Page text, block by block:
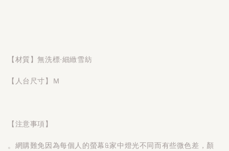
【材質】無洗標-細緻雪紡
【人台尺寸】Ｍ
【注意事項】
。網購難免因為每個人的螢幕&家中燈光不同而有些微色差，顏